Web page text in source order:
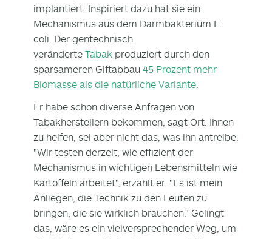
implantiert. Inspiriert dazu hat sie ein
Mechanismus aus dem Darmbakterium E.
coli. Der gentechnisch
veränderte Tabak produziert durch den
sparsameren Giftabbau 45 Prozent mehr
Biomasse als die natürliche Variante
Er habe schon diverse Anfragen von
Tabakherstellern bekommen, sagt Ort. Ihnen
zu helfen, sei aber nicht das, was ihn antreibe.
"Wir testen derzeit, wie effizient der
Mechanismus in wichtigen Lebensmitteln wie
Kartoffeln arbeitet", erzählt er. "Es ist mein
Anliegen, die Technik zu den Leuten zu
bringen, die sie wirklich brauchen." Gelingt
das, wäre es ein vielversprechender Weg, um